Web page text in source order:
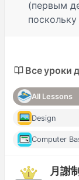
(первым
Все уроки
All Lessons
Design
Computer
月謝